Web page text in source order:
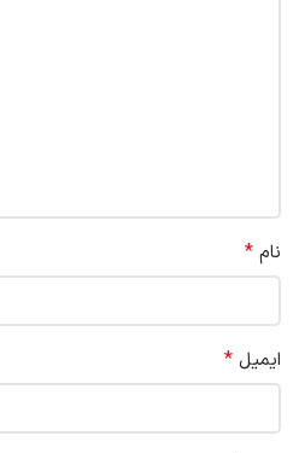
نام *
ایمیل *